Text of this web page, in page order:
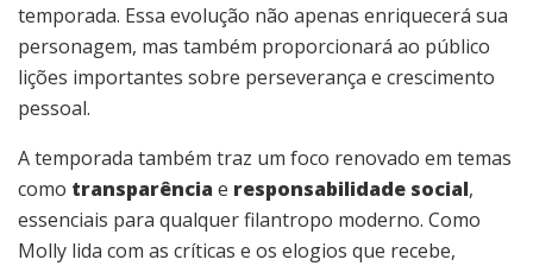
temporada. Essa evolução não apenas enriquecerá sua
personagem, mas também proporcionará ao público
lições importantes sobre perseverança e crescimento
pessoal.
A temporada também traz um foco renovado em temas
como transparência e responsabilidade social,
essenciais para qualquer filantropo moderno. Como
Molly lida com as críticas e os elogios que recebe,